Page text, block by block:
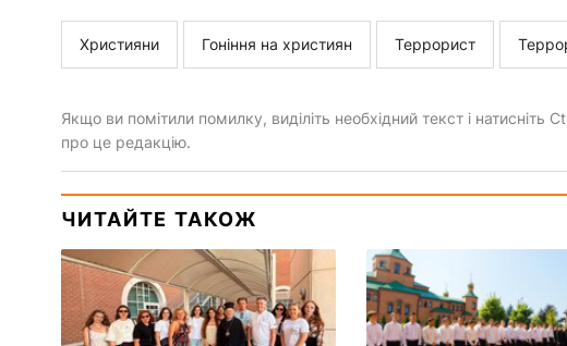
Християни Гоніння на християн Террорист
Якщо ви помітили помилку, виділіть необхідний текст і натисніть
про це редакцію.
ЧИТАЙТЕ ТАКОЖ